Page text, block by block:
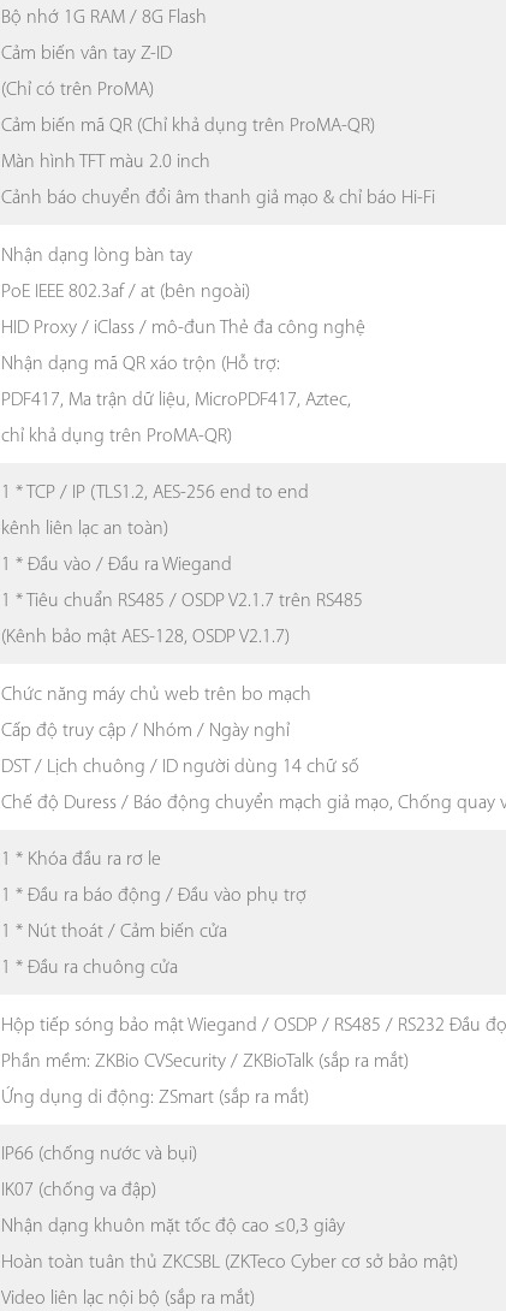
Bộ nhớ 1G RAM / 8G Flash
Cảm biến vân tay Z-ID
(Chỉ có trên ProMA)
Cảm biến mã QR (Chỉ khả dụng trên ProMA-QR)
Màn hình TFT màu 2.0 inch
Cảnh báo chuyển đổi âm thanh giả mạo & chỉ báo Hi-Fi
Nhận dạng lòng bàn tay
PoE IEEE 802.3af / at (bên ngoài)
HID Proxy / iClass / mô-đun Thẻ đa công nghệ
Nhận dạng mã QR xáo trộn (Hỗ trợ:
PDF417, Ma trận dữ liệu, MicroPDF417, Aztec,
chỉ khả dụng trên ProMA-QR)
1 * TCP / IP (TLS1.2, AES-256 end to end
kênh liên lạc an toàn)
1 * Đầu vào / Đầu ra Wiegand
1 * Tiêu chuẩn RS485 / OSDP V2.1.7 trên RS485
(Kênh bảo mật AES-128, OSDP V2.1.7)
Chức năng máy chủ web trên bo mạch
Cấp độ truy cập / Nhóm / Ngày nghỉ
DST / Lịch chuông / ID người dùng 14 chữ số
Chế độ Duress / Báo động chuyển mạch giả mạo, Chống quay
1 * Khóa đầu ra rơ le
1 * Đầu ra báo động / Đầu vào phụ trợ
1 * Nút thoát / Cảm biến cửa
1 * Đầu ra chuông cửa
Hộp tiếp sóng bảo mật Wiegand / OSDP / RS485 / RS232 Đầu
Phần mềm: ZKBio CVSecurity / ZKBioTalk (sắp ra mắt)
Ứng dụng di động: ZSmart (sắp ra mắt)
IP66 (chống nước và bụi)
IK07 (chống va đập)
Nhận dạng khuôn mặt tốc độ cao ≤0,3 giây
Hoàn toàn tuân thủ ZKCSBL (ZKTeco Cyber cơ sở bảo mật)
Video liên lạc nội bộ (sắp ra mắt)